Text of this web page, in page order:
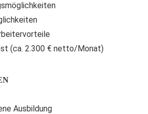
(ca. 2.300 € netto/Monat)
Ausbildung